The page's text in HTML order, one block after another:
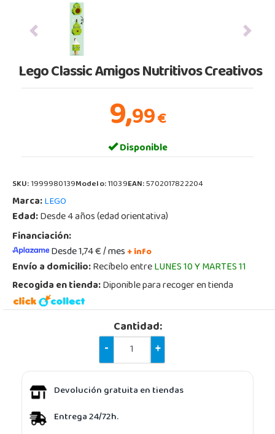
Previous Next
Lego Classic Amigos Nutritivos Creativos
9,99€
Disponible
SKU:1999980139Modelo:11039EAN:5702017822204
Marca:LEGO
Edad:Desde 4 años (edad orientativa)
Financiación:
Desde 1,74 € / mes+ info
Envío a domicilio:Recíbelo entreLUNES 10 Y MARTES 11
Recogida en tienda:Diponible para recoger en tienda
Cantidad:
-
+
Devolución gratuita en tiendas
Entrega 24/72h.